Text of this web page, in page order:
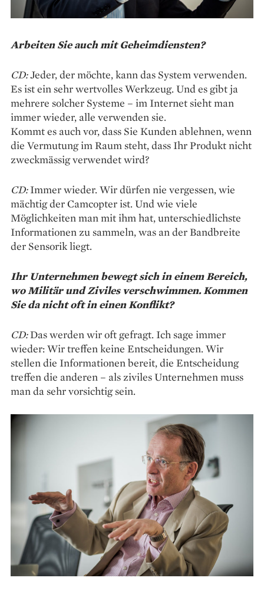
Arbeiten Sie auch mit Geheimdiensten?
CD:Jeder, der möchte, kann das System verwenden.
Es ist ein sehr wertvolles Werkzeug. Und es gibt ja
mehrere solcher Systeme – im Internet sieht man
immer wieder, alle verwenden sie.
Kommt es auch vor, dass Sie Kunden ablehnen, wenn
die Vermutung im Raum steht, dass Ihr Produkt nicht
zweckmässig verwendet wird?
CD:Immer wieder. Wir dürfen nie vergessen, wie
mächtig der Camcopter ist. Und wie viele
Möglichkeiten man mit ihm hat, unterschiedlichste
Informationen zu sammeln, was an der Bandbreite
der Sensorik liegt.
Ihr Unternehmen bewegt sich in einem Bereich,
wo Militär und Ziviles verschwimmen. Kommen
Sie da nicht oft in einen Konflikt?
CD:Das werden wir oft gefragt. Ich sage immer
wieder: Wir treffen keine Entscheidungen. Wir
stellen die Informationen bereit, die Entscheidung
treffen die anderen – als ziviles Unternehmen muss
man da sehr vorsichtig sein.